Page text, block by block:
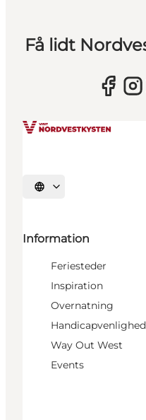
Få lidt
Vælg sprog
Information
Feriesteder
Inspiration
Overnatning
Handicapvenlighed
Way Out West
Events